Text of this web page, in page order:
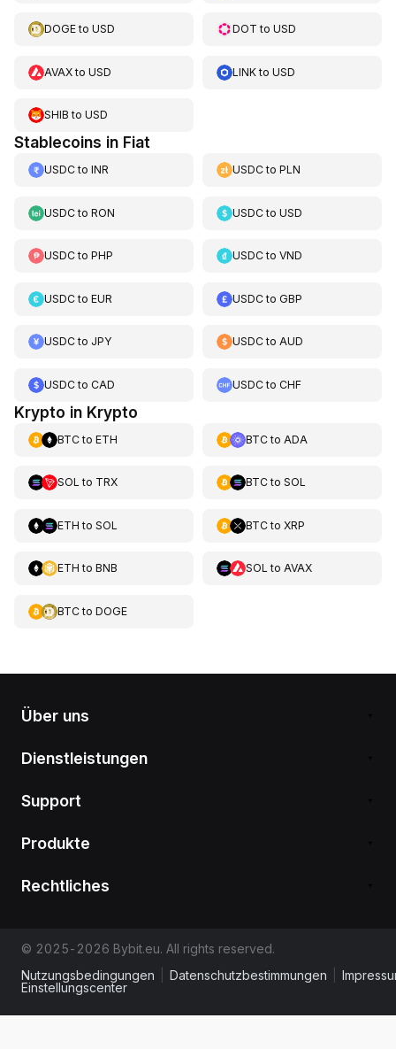
DOGEto USD DOT toUSD
AVAXto USD LINKtoUSD
SHIB to USD
Stablecoins in Fiat
USDCto INR USDCtoPLN
USDCto RON USDCtoUSD
USDCto PHP USDCtoVND
USDCto EUR USDCtoGBP
USDCto JPY USDCtoAUD
USDCto CAD USDCtoCHF
Krypto in Krypto
BTCto ETH BTCto ADA
SOL to TRX BTCto SOL
ETH to SOL BTCto XRP
ETH to BNB SOL to AVAX
BTCto DOGE
Über uns
Dienstleistungen
Support
Produkte
Rechtliches
© 2025-2026 Bybit.eu. All rights reserved.
Nutzungsbedingungen
Datenschutzbestimmungen
Einstellungscenter